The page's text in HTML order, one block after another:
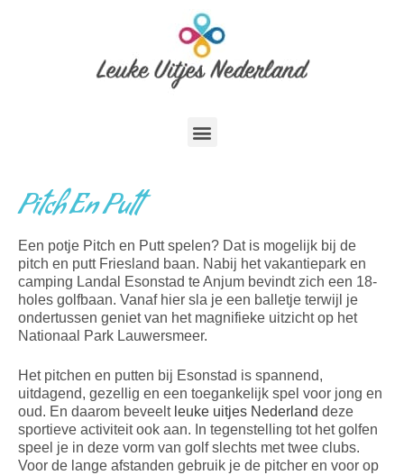
Pitch En Putt
Een potje Pitch en Putt spelen? Dat is mogelijk bij de
pitch en putt Friesland baan. Nabij het vakantiepark en
camping Landal Esonstad te Anjum bevindt zich een 18-
holes golfbaan. Vanaf hier sla je een balletje terwijl je
ondertussen geniet van het magnifieke uitzicht op het
Nationaal Park Lauwersmeer.
Het pitchen en putten bij Esonstad is spannend,
uitdagend, gezellig en een toegankelijk spel voor jong en
oud. En daarom beveelt leuke uitjes Nederland deze
sportieve activiteit ook aan. In tegenstelling tot het golfen
speel je in deze vorm van golf slechts met twee clubs.
Voor de lange afstanden gebruik je de pitcher en voor op